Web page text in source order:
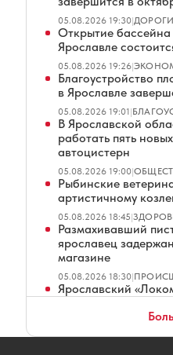
05.08.2026 19:30|ДОРОГИ
Открытие
Ярославле
05.08.2026 19:26|
Благоустройство
в Ярославле
05.08.2026 19:01|
В Ярославской
работать пять
автоцистерн
05.08.2026 19:00|
Рыбинские
артистичному
05.08.2026 18:45|
Размахивавший
ярославец
магазине
05.08.2026 18:30|
Ярославский
штаб: кто туда
05.08.2026 17:26|ХОККЕЙ